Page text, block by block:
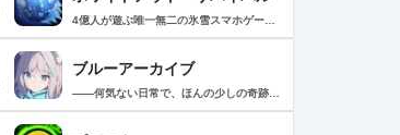
ブルーアーカイブ